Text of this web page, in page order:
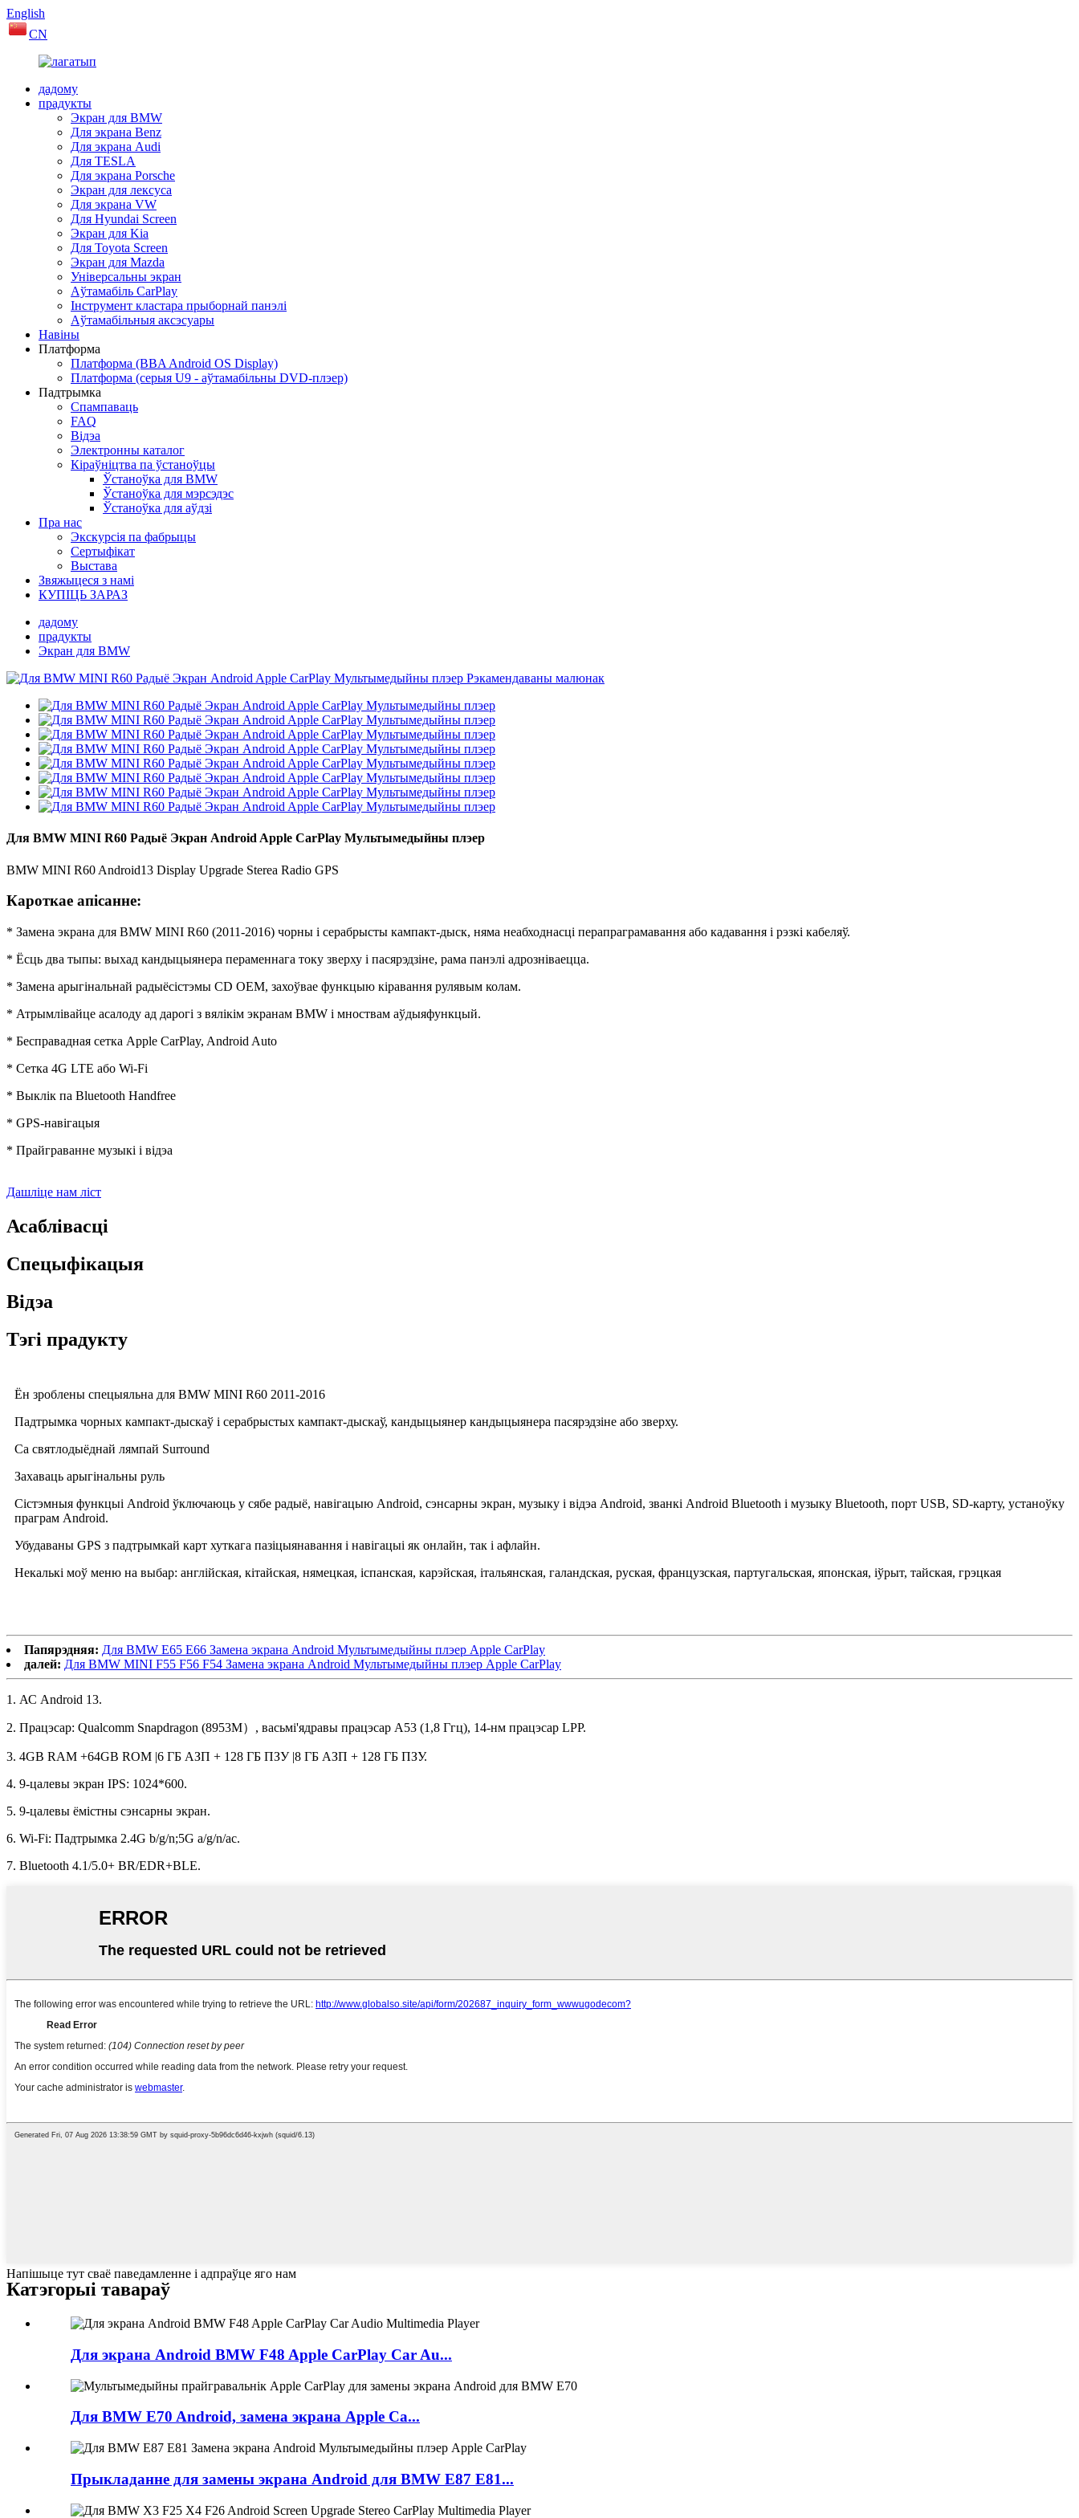
English
CN
дадому
прадукты
Экран для BMW
Для экрана Benz
Для экрана Audi
Для TESLA
Для экрана Porsche
Экран для лексуса
Для экрана VW
Для Hyundai Screen
Экран для Kia
Для Toyota Screen
Экран для Mazda
Універсальны экран
Аўтамабіль CarPlay
Інструмент кластара прыборнай панэлі
Аўтамабільныя аксэсуары
Навіны
Платформа
Платформа (BBA Android OS Display)
Платформа (серыя U9 - аўтамабільны DVD-плэер)
Падтрымка
Спампаваць
FAQ
Відэа
Электронны каталог
Кіраўніцтва па ўстаноўцы
Ўстаноўка для BMW
Ўстаноўка для мэрсэдэс
Ўстаноўка для аўдзі
Пра нас
Экскурсія па фабрыцы
Сертыфікат
Выстава
Звяжыцеся з намі
КУПІЦЬ ЗАРАЗ
дадому
прадукты
Экран для BMW
Для BMW MINI R60 Радыё Экран Android Apple CarPlay Мультымедыйны плэер
BMW MINI R60 Android13 Display Upgrade Sterea Radio GPS
Кароткае апісанне:
* Замена экрана для BMW MINI R60 (2011-2016) чорны і серабрысты кампакт-дыск, няма неабходнасці перапраграмавання або кадавання і рэзкі кабеляў.
* Ёсць два тыпы: выхад кандыцыянера пераменнага току зверху і пасярэдзіне, рама панэлі адрозніваецца.
* Замена арыгінальнай радыёсістэмы CD OEM, захоўвае функцыю кіравання рулявым колам.
* Атрымлівайце асалоду ад дарогі з вялікім экранам BMW і мноствам аўдыяфункцый.
* Бесправадная сетка Apple CarPlay, Android Auto
* Сетка 4G LTE або Wi-Fi
* Выклік па Bluetooth Handfree
* GPS-навігацыя
* Прайграванне музыкі і відэа
Дашліце нам ліст
Асаблівасці
Спецыфікацыя
Відэа
Тэгі прадукту
Ён зроблены спецыяльна для BMW MINI R60 2011-2016
Падтрымка чорных кампакт-дыскаў і серабрыстых кампакт-дыскаў, кандыцыянер кандыцыянера пасярэдзіне або зверху.
Са святлодыёднай лямпай Surround
Захаваць арыгінальны руль
Сістэмныя функцыі Android ўключаюць у сябе радыё, навігацыю Android, сэнсарны экран, музыку і відэа Android, званкі Android Bluetooth і музыку Bluetooth, порт USB, SD-карту, устаноўку
праграм Android.
Убудаваны GPS з падтрымкай карт хуткага пазіцыянавання і навігацыі як онлайн, так і афлайн.
Некалькі моў меню на выбар: англійская, кітайская, нямецкая, іспанская, карэйская, італьянская, галандская, руская, французская, партугальская, японская, іўрыт, тайская, грэцкая
Папярэдняя: Для BMW E65 E66 Замена экрана Android Мультымедыйны плэер Apple CarPlay
далей: Для BMW MINI F55 F56 F54 Замена экрана Android Мультымедыйны плэер Apple CarPlay
1. АС Android 13.
2. Працэсар: Qualcomm Snapdragon (8953M）, васьмі'ядравы працэсар A53 (1,8 Ггц), 14-нм працэсар LPP.
3. 4GB RAM +64GB ROM |6 ГБ АЗП + 128 ГБ ПЗУ |8 ГБ АЗП + 128 ГБ ПЗУ.
4. 9-цалевы экран IPS: 1024*600.
5. 9-цалевы ёмістны сэнсарны экран.
6. Wi-Fi: Падтрымка 2.4G b/g/n;5G a/g/n/ac.
7. Bluetooth 4.1/5.0+ BR/EDR+BLE.
Напішыце тут сваё паведамленне і адпраўце яго нам
Катэгорыі тавараў
Для экрана Android BMW F48 Apple CarPlay Car Au...
Для BMW E70 Android, замена экрана Apple Ca...
Прыкладанне для замены экрана Android для BMW E87 E81...